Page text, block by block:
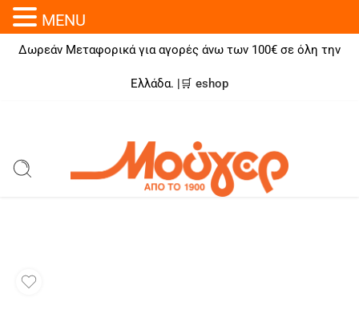
Δωρεάν Μεταφορικά για αγορές άνω των 100€ σε όλη την
Ελλάδα. |🛒 eshop
MENU